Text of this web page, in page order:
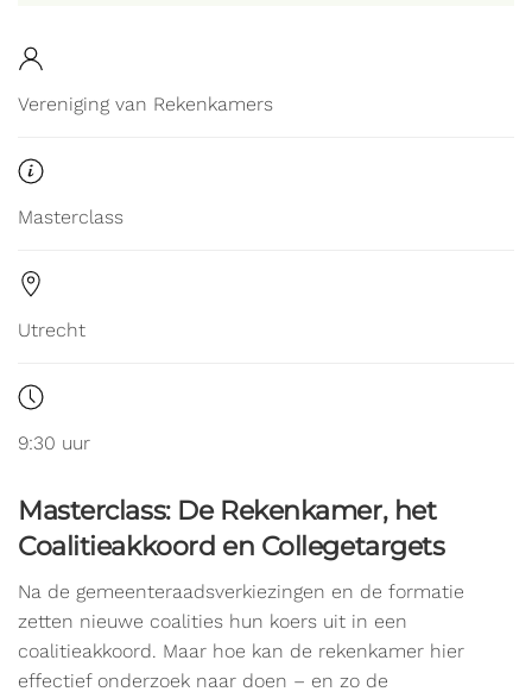
Vereniging van Rekenkamers
Masterclass
Utrecht
9:30 uur
Masterclass: De Rekenkamer, het
Coalitieakkoord en Collegetargets
Na de gemeenteraadsverkiezingen en de formatie
zetten nieuwe coalities hun koers uit in een
coalitieakkoord. Maar hoe kan de rekenkamer hier
effectief onderzoek naar doen – en zo de